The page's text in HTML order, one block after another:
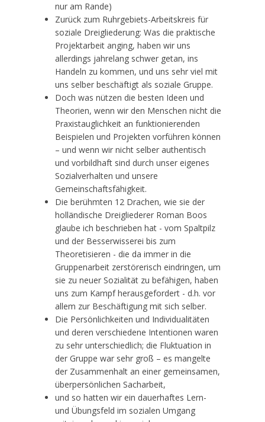
nur am Rande)
Zurück zum Ruhrgebiets-Arbeitskreis für
soziale Dreigliederung: Was die praktische
Projektarbeit anging, haben wir uns
allerdings jahrelang schwer getan, ins
Handeln zu kommen, und uns sehr viel mit
uns selber beschäftigt als soziale Gruppe.
Doch was nützen die besten Ideen und
Theorien, wenn wir den Menschen nicht die
Praxistauglichkeit an funktionierenden
Beispielen und Projekten vorführen können
– und wenn wir nicht selber authentisch
und vorbildhaft sind durch unser eigenes
Sozialverhalten und unsere
Gemeinschaftsfähigkeit.
Die berühmten 12 Drachen, wie sie der
holländische Dreigliederer Roman Boos
glaube ich beschrieben hat - vom Spaltpilz
und der Besserwisserei bis zum
Theoretisieren - die da immer in die
Gruppenarbeit zerstörerisch eindringen, um
sie zu neuer Sozialität zu befähigen, haben
uns zum Kampf herausgefordert - d.h. vor
allem zur Beschäftigung mit sich selber.
Die Persönlichkeiten und Individualitäten
und deren verschiedene Intentionen waren
zu sehr unterschiedlich; die Fluktuation in
der Gruppe war sehr groß – es mangelte
der Zusammenhalt an einer gemeinsamen,
überpersönlichen Sacharbeit,
und so hatten wir ein dauerhaftes Lern-
und Übungsfeld im sozialen Umgang